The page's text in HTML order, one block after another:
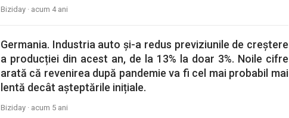
Biziday · acum 4 ani
Germania. Industria auto și-a redus previziunile de creștere
a producției din acest an, de la 13% la doar 3%. Noile cifre
arată că revenirea după pandemie va fi cel mai probabil mai
lentă decât așteptările inițiale.
Biziday · acum 5 ani